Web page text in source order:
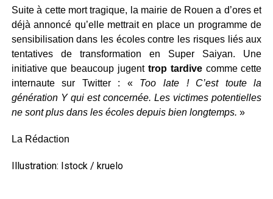
Suite à cette mort tragique, la mairie de Rouen a d’ores et
déjà annoncé qu’elle mettrait en place un programme de
sensibilisation dans les écoles contre les risques liés aux
tentatives de transformation en Super Saiyan. Une
initiative que beaucoup jugent trop tardivecomme cette
internaute sur Twitter : « Too late ! C’est toute la
génération Y qui est concernée. Les victimes potentielles
ne sont plus dans les écoles depuis bien longtemps. »
La Rédaction
Illustration: Istock / kruelo